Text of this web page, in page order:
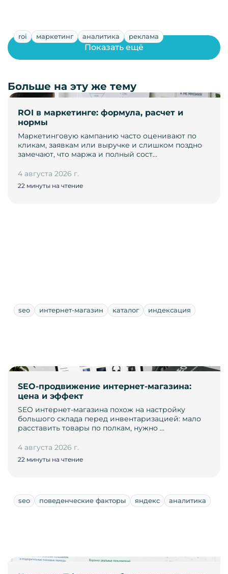
roi маркетинг аналитика реклама
ROI в маркетинге: формула, расчет и
нормы
Маркетинговую кампанию часто оценивают по
кликам, заявкам или выручке и слишком поздно
замечают, что маржа и полный сост…
4 августа 2026 г.
22 минуты на чтение
Показать ещё
Больше на эту же тему
seo интернет-магазин каталог индексация
SEO-продвижение интернет-магазина:
цена и эффект
SEO интернет-магазина похож на настройку
большого склада перед инвентаризацией: мало
расставить товары по полкам, нужно …
4 августа 2026 г.
22 минуты на чтение
seo поведенческие факторы яндекс аналитика